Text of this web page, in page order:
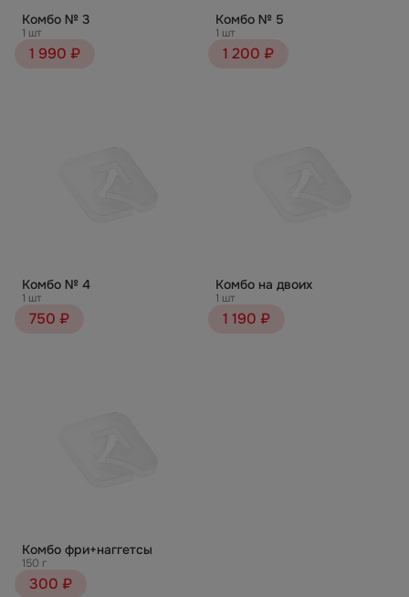
Комбо № 3
1 шт
1 990 ₽
Комбо № 5
1 шт
1 200 ₽
Комбо № 4
1 шт
750 ₽
Комбо на двоих
1 шт
1 190 ₽
Комбо фри+наггетсы
150 г
300 ₽